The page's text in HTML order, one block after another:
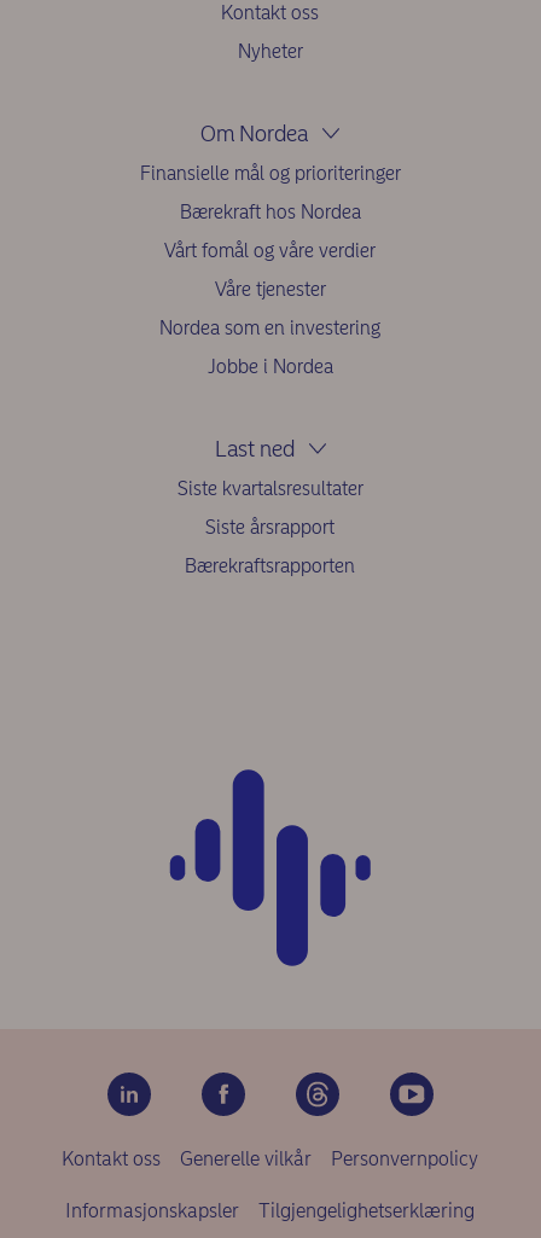
Kontakt oss
Nyheter
Om Nordea
Finansielle mål og prioriteringer
Bærekraft hos Nordea
Vårt fomål og våre verdier
Våre tjenester
Nordea som en investering
Jobbe i Nordea
Last ned
Siste kvartalsresultater
Siste årsrapport
Bærekraftsrapporten
Kontakt oss Generelle vilkår Personvernpolicy
Informasjonskapsler Tilgjengelighetserklæring